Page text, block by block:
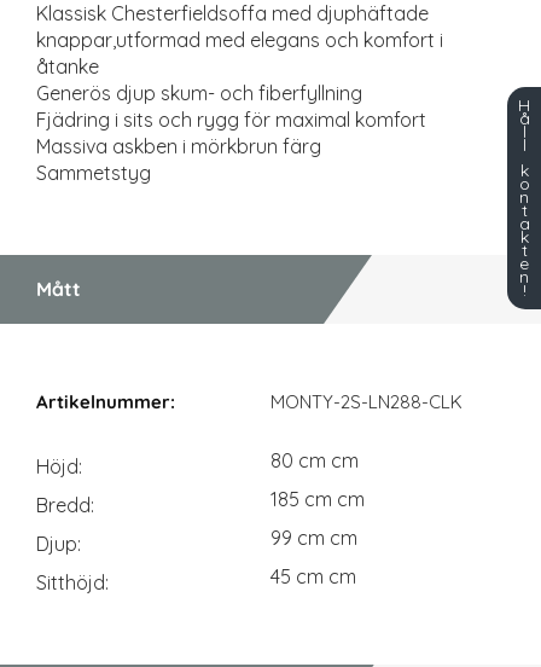
Klassisk Chesterfieldsoffa med djuphäftade
knappar,utformad med elegans och komfort i
åtanke
Generös djup skum- och fiberfyllning
Fjädring i sits och rygg för maximal komfort
Massiva askben i mörkbrun färg
Sammetstyg
Mått
MONTY-2S-LN288-CLK
Höjd
80 cm cm
Bredd
185 cm cm
Djup
99 cm cm
Sitthöjd
45 cm cm
H
å
l
l
k
o
n
t
a
k
t
e
n
!